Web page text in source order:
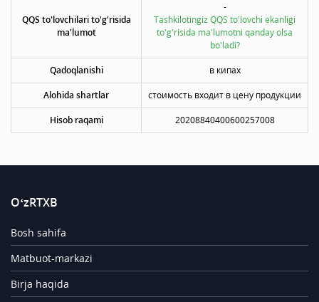
QQS to'lovchilari to'g'risida
ma'lumot
-
Tashkilotingiz QQS to'lovchi ekanligi
to'g'risida ma'lumotni qanday olsa
bo'ladi?
Qadoqlanishi в кипах
Alohida shartlar стоимость входит в цену продукции
Hisob raqami 20208840400600257008
O‘zRTXB
Bosh sahifa
Matbuot-markazi
Birja haqida